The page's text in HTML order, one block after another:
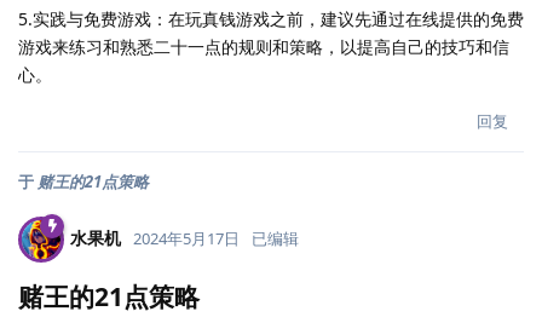
5.实践与免费游戏：在玩真钱游戏之前，建议先通过在线提供的免费
游戏来练习和熟悉二十一点的规则和策略，以提高自己的技巧和信
心。
回复
于 赌王的21点策略
水果机 2024年5月17日 已编辑
赌王的21点策略